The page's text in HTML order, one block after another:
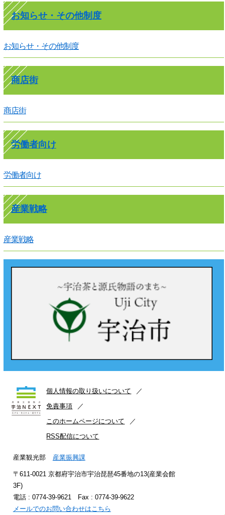
お知らせ・その他制度
お知らせ・その他制度
商店街
商店街
労働者向け
労働者向け
産業戦略
産業戦略
個人情報の取り扱いについて
免責事項
このホームページについて
RSS配信について
産業観光部 産業振興課
〒611-0021 京都府宇治市宇治琵琶45番地の13(産業会館
3F)
電話 : 0774-39-9621 Fax : 0774-39-9622
メールでのお問い合わせはこちら